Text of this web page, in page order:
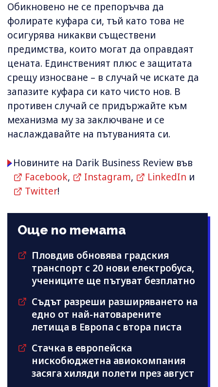
Обикновено не се препоръчва да
фолирате куфара си, тъй като това не
осигурява никакви съществени
предимства, които могат да оправдаят
цената. Единственият плюс е защитата
срещу износване – в случай че искате да
запазите куфара си като чисто нов. В
противен случай се придържайте към
механизма му за заключване и се
наслаждавайте на пътуванията си.
Новините на Darik Business Review във
Facebook, Instagram, LinkedIn и
Twitter!
Още по темата
Пловдив обновява градския
транспорт с 20 нови електробуса,
учениците ще пътуват безплатно
Съдът разреши разширяването на
едно от най-натоварените
летища в Европа с втора писта
Стачка в европейска
нискобюджетна авиокомпания
засяга хиляди полети през август